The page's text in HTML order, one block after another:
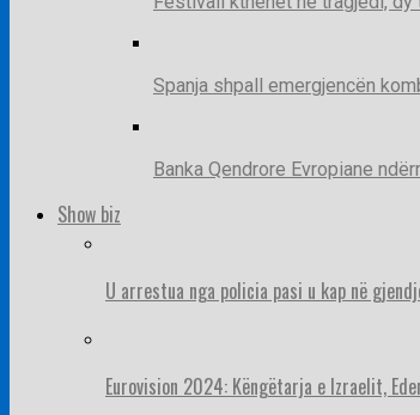
Spanja shpall emergjencën
Banka Qendrore Evropiane
Show biz
U arrestua nga policia pasi u kap në
Eurovision 2024: Këngëtarja e Izraelit,